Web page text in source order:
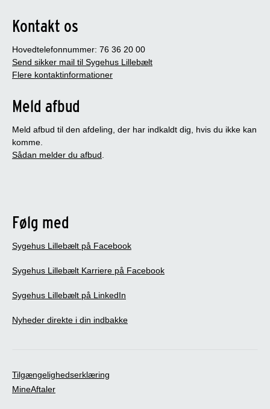
Kontakt os
Hovedtelefonnummer: 76 36 20 00
Send sikker mail til Sygehus Lillebælt
Flere kontaktinformationer
Meld afbud
Meld afbud til den afdeling, der har indkaldt dig, hvis du ikke kan
komme.
Sådan melder du afbud.
Følg med
Sygehus Lillebælt på Facebook
Sygehus Lillebælt Karriere på Facebook
Sygehus Lillebælt på LinkedIn
Nyheder direkte i din indbakke
Tilgængelighedserklæring
MineAftaler